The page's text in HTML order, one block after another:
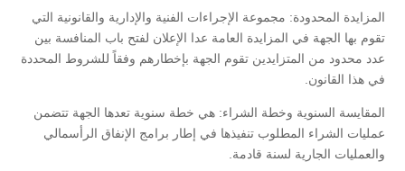
المزايدة المحدودة: مجموعة الإجراءات الفنية والإدارية والقانونية التي
تقوم بها الجهة في المزايدة العامة عدا الإعلان لفتح باب المنافسة بين
عدد محدود من المتزايدين تقوم الجهة بإخطارهم وفقاً للشروط المحددة
في هذا القانون.
المقايسة السنوية وخطة الشراء: هي خطة سنوية تعدها الجهة تتضمن
عمليات الشراء المطلوب تنفيذها في إطار برامج الإنفاق الرأسمالي
والعمليات الجارية لسنة قادمة.